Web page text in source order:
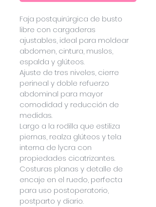
Faja postquirúrgica de busto
libre con cargaderas
ajustables, ideal para moldear
abdomen, cintura, muslos,
espalda y glúteos.
Ajuste de tres niveles, cierre
perineal y doble refuerzo
abdominal para mayor
comodidad y reducción de
medidas.
Largo a la rodilla que estiliza
piernas, realza glúteos y tela
interna de lycra con
propiedades cicatrizantes.
Costuras planas y detalle de
encaje en el ruedo, perfecta
para uso postoperatorio,
postparto y diario.